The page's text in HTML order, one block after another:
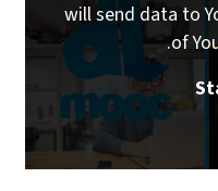
will send data to
of